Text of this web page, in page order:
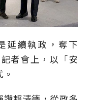
延續執政，奪下
者會上，以「安